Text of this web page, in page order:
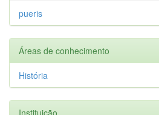
pueris
Áreas de conhecimento
História
Instituição